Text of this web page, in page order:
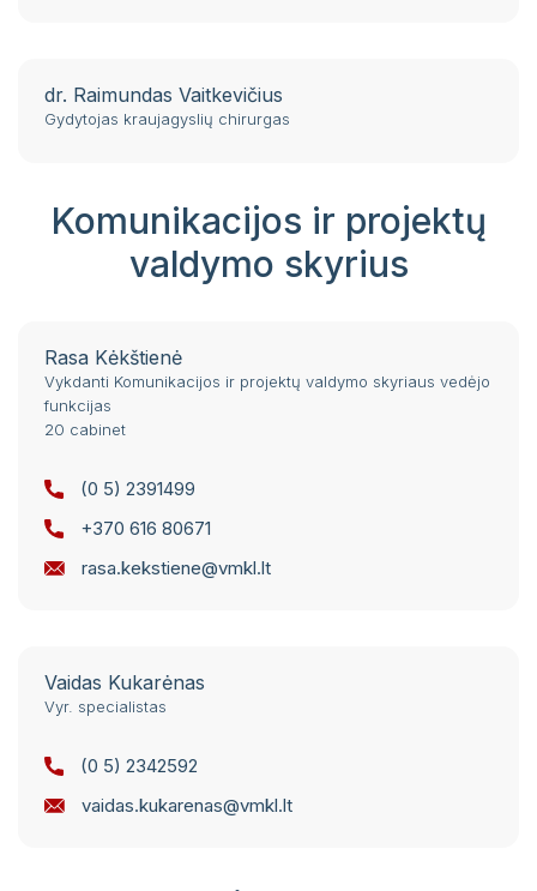
dr. Raimundas Vaitkevičius
Gydytojas kraujagyslių chirurgas
Komunikacijos ir projektų
valdymo skyrius
Rasa Kėkštienė
Vykdanti Komunikacijos ir projektų valdymo skyriaus vedėjo
funkcijas
20 cabinet
(0 5) 2391499
+370 616 80671
rasa.kekstiene@vmkl.lt
Vaidas Kukarėnas
Vyr. specialistas
(0 5) 2342592
vaidas.kukarenas@vmkl.lt